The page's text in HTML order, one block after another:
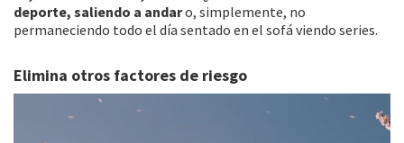
deporte, saliendo a andaro, simplemente, no
permaneciendo todo el día sentado en el sofá viendo series.
Elimina otros factores de riesgo